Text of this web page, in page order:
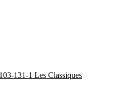
131-1 Les Classiques